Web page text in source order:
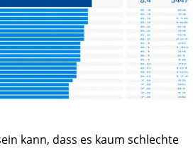
kann, dass es kaum schlechte